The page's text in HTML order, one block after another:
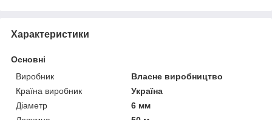
Характеристики
Основні
Виробник
Власне виробництво
Країна виробник
Україна
Діаметр
6 мм